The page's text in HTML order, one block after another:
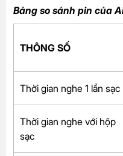
Bảng so sánh pin của
THÔNG SỐ
Thời gian nghe 1 lần sạc
Thời gian nghe với hộp
sạc